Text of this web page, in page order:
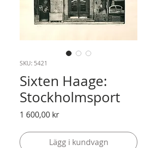
SKU: 5421
Sixten Haage:
Stockholmsport
1 600,00 krPris
Lägg i kundvagn